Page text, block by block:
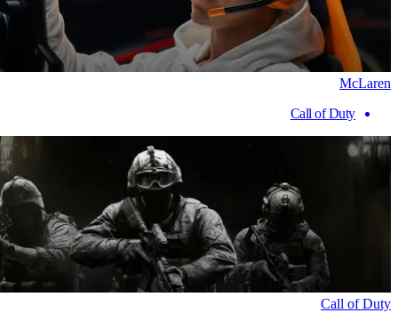
McLaren
Call of Duty
Call of Duty